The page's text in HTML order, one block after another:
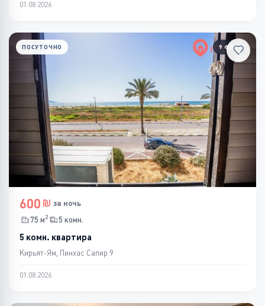
01.08.2026
9 ФОТО
ПОСУТОЧНО
600
за ночь
75 м2 5 комн.
5 комн. квартира
Кирьят-Ям, Пинхас Сапир 9
01.08.2026